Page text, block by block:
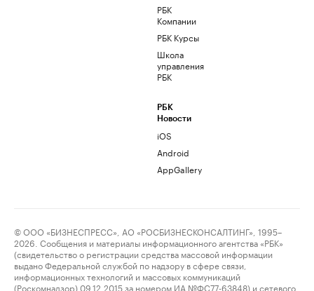
РБК
Компании
РБК Курсы
Школа
управления
РБК
РБК
Новости
iOS
Android
AppGallery
© ООО «БИЗНЕСПРЕСС», АО «РОСБИЗНЕСКОНСАЛТИНГ», 1995–
2026. Сообщения и материалы информационного агентства «РБК»
(свидетельство о регистрации средства массовой информации
выдано Федеральной службой по надзору в сфере связи,
информационных технологий и массовых коммуникаций
(Роскомнадзор) 09.12.2015 за номером ИА №ФС77-63848) и сетевого